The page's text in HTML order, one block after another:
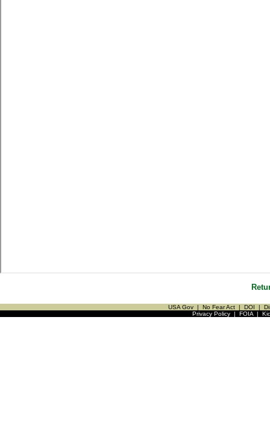
USA Gov | No Fear Act | DOI |
Privacy Policy| FOIA|